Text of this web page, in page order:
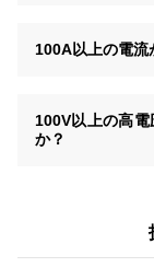
100A以上の電流
100V以上の高
か？